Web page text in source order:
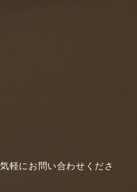
軽にお問い合わせくださ